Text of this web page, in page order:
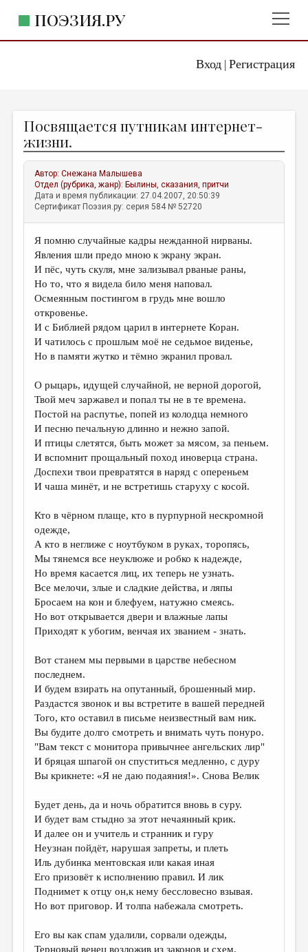
Вход| Регистрация
ПОЭЗИЯ.РУ
ЖАНРЫ
АВТОРЫ
КОММЕНТАРИИ
ЛИТСАЛОН
ПРАВИЛА САЙТА
ОТДЕЛЫ И РУБРИКИ
ИЗБРАННОЕ
ДАЙДЖЕСТ
ПРОИЗВЕДЕНИЯ
КОНКУРСЫ
ДЕТСКАЯ КОМНАТА
КНИЖНАЯ ПОЛКА
ОБЗОР ЛИТЕРАТУРЫ
ОБЪЯВЛЕНИЯ
РЕДКОЛЛЕГИЯ
ОТ РЕДАКЦИИ
МАЛАЯ ПРОЗА
ЛИТЕРАТУРОВЕДЕНИЕ
КУЛЬТУРОВЕДЕНИЕ
ПУБЛИЦИСТИКА
РЕЦЕНЗИРОВАНИЕ
ЦИКЛЫ ПУБЛИКАЦИЙ
МЕДИА
ВКОНТАКТЕ
Посвящается путникам интернет-
жизни.
Автор:Снежана Малышева
Отдел (рубрика, жанр): Былины, сказания, притчи
Дата и время публикации: 27.04.2007, 20:50:39
Сертификат Поэзия.ру: серия 584 № 52720
Я помню случайные кадры нежданной нирваны.
Явления шли предо мною к экрану экран.
И пёс, чуть скуля, мне зализывал рваные раны,
Но то, что я видела било меня наповал.
Осмеянным постингом в грудь мне вошло
откровенье.
И с Библией рядом царил в интернете Коран.
И чатилось с прошлым моё не седьмое виденье,
Но в памяти жутко и тёмно экранил провал.
О рыцарь, идущей случайной, не верной дорогой,
Твой меч заржавел и попал ты не в те времена.
Постой на распутье, попей из колодца немного
И песню печальную длинно и нежно запой.
И птицы слетятся, быть может за мясом, за пеньем.
И вспомнит прощальный поход иноверца страна.
Доспехи твои превратятся в наряд с опереньем
И чаша минёт, и не встретишь старуху с косой.
Кто в чёрном плаще, кто в пурпурной нескромной
одежде,
А кто в неглиже с ноутбуком в руках, торопясь,
Мы тянемся все неуклюже и робко к надежде,
Но время касается лиц, их теперь не узнать.
Все мелочи, злые и сладкие действа, и ляпы
Бросаем на кон и блефуем, натужно смеясь.
Но вот открывается двери и влажные лапы
Приходят к убогим, венчая их званием - знать.
Вот станем мы первыми в царстве небесном
последнем.
И будем взирать на опутанный, брошенный мир.
Раздастся звонок и вы встретите в вашей передней
Того, кто оставил в письме неизвестный вам ник.
Вы будите долго смотреть и внимать чуть понуро.
"Вам текст с монитора привычнее ангельских лир"
И бряцая шпагой он спуститься медленно, с дуру
Вы крикнете: «Я не даю подаяния!». Снова Велик
Будет день, да и ночь обратится вновь в суру.
И будет вам стыдно за этот нечаянный крик.
И далее он и учитель и странник и гуру
Неузнан пойдёт, нарушая запреты, и плеть
Иль дубинка ментовская или какая иная
Его призовёт к исполнению правил. И лик
Поднимет к отцу он,к нему бессловесно взывая.
Но вот приговор. И толпа набежала смотреть.
Его вы как спам удалили, сорвали одежды,
Терновый венец возложив из законов и схем.